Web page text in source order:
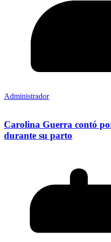
Administrador
Carolina Guerra contó
durante su parto